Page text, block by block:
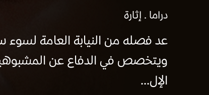
دراما
إثارة
عد فصله من النيابة العامة
ويتخصص في الدفاع عن
الإل...